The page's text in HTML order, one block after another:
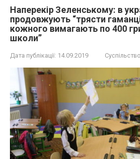
Наперекір Зеленському: в
продовжують “трясти
кожного вимагають по 400
школи”
Дата публікації: 14.09.2019 Суспільство